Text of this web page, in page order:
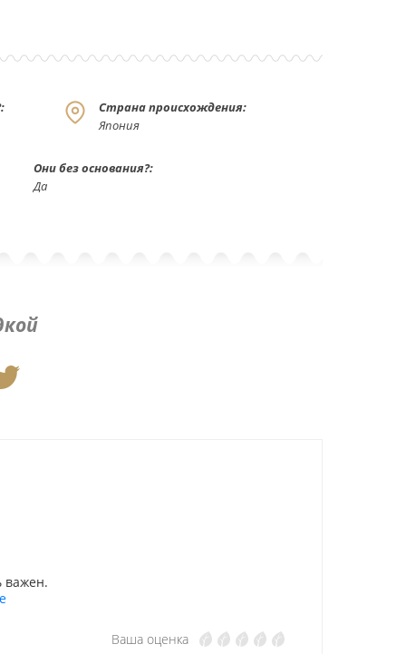
Страна происхождения:
Япония
Они без основания?:
Да
важен.
Ваша оценка